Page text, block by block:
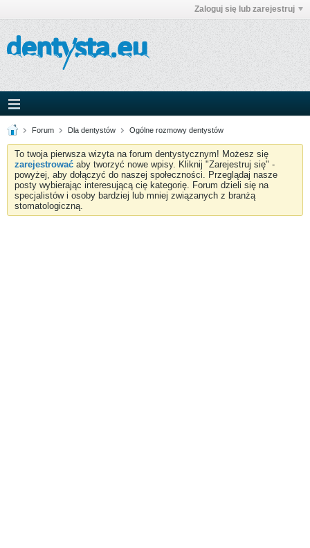
Zaloguj się lub zarejestruj
Forum Dla dentystów Ogólne rozmowy dentystów
To twoja pierwsza wizyta na forum dentystycznym! Możesz się
zarejestrować aby tworzyć nowe wpisy. Kliknij "Zarejestruj się" -
powyżej, aby dołączyć do naszej społeczności. Przeglądaj nasze
posty wybierając interesującą cię kategorię. Forum dzieli się na
specjalistów i osoby bardziej lub mniej związanych z branżą
stomatologiczną.